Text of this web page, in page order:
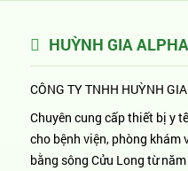
HUỲNH GIA ALPHA
CÔNG TY TNHH HUỲNH
Chuyên cung cấp thiết bị y
cho bệnh viện, phòng
bằng sông Cửu Long từ